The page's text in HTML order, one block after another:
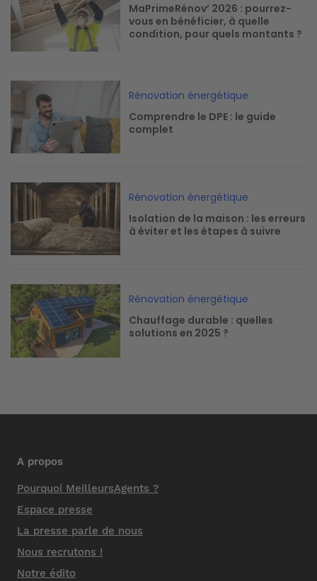
MaPrimeRénov’ 2026 : pourrez-
vous en bénéficier, à quelle
condition, pour quels montants ?
Rénovation énergétique
Comprendre le DPE : le guide
complet
Image
Rénovation énergétique
Isolation de la maison : les erreurs
à éviter et les étapes à suivre
Image
Rénovation énergétique
Chauffage durable : quelles
solutions en 2025 ?
A propos
Pourquoi MeilleursAgents ?
Espace presse
La presse parle de nous
Nous recrutons !
Notre édito